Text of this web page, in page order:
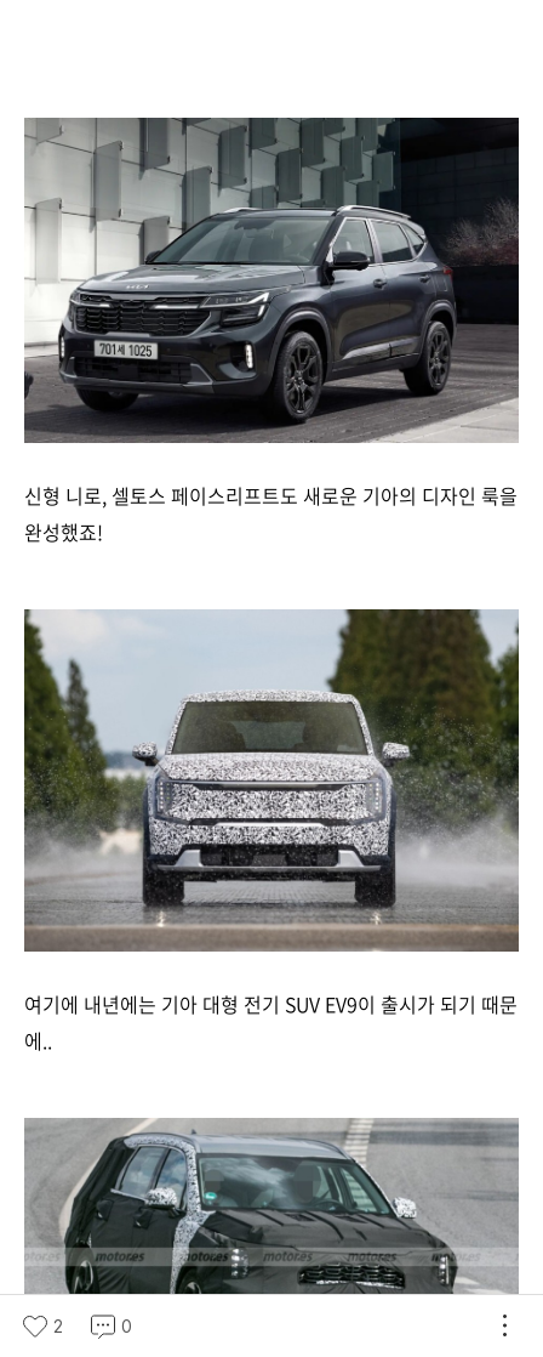
신형 니로, 셀토스 페이스리프트도 새로운 기아의 디자인 룩을
완성했죠!
여기에 내년에는 기아 대형 전기 SUV EV9이 출시가 되기 때문
에..
2 0